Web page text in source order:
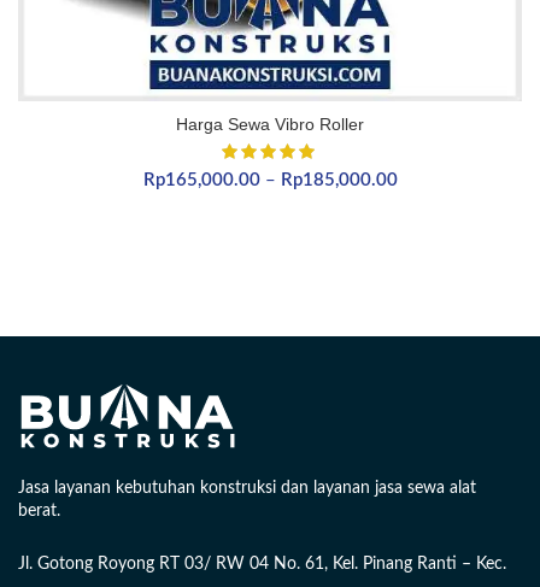
Harga Sewa Vibro Roller
Rp165,000.00 – Rp185,000.00Rentang
Jasa layanan kebutuhan konstruksi dan layanan jasa sewa alat
berat.
Jl. Gotong Royong RT 03/ RW 04 No. 61, Kel. Pinang Ranti – Kec.